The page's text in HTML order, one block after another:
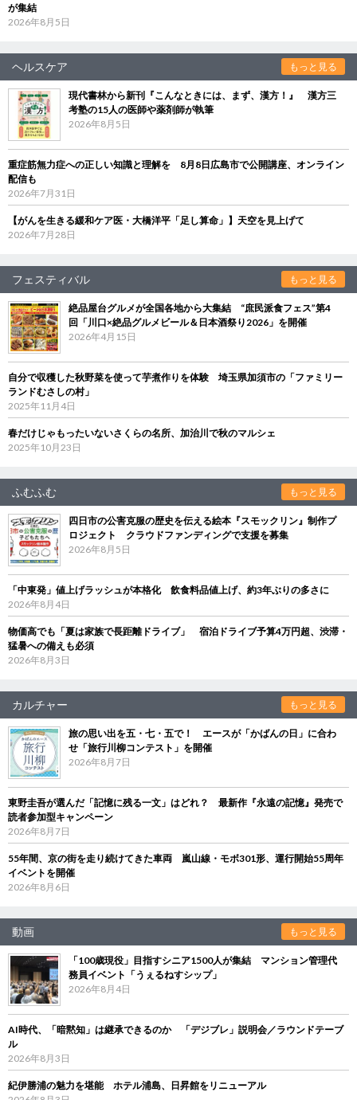
が集結
2026年8月5日
ヘルスケア もっと見る
現代書林から新刊『こんなときには、まず、漢方！』 漢方三
考塾の15人の医師や薬剤師が執筆
2026年8月5日
重症筋無力症への正しい知識と理解を 8月8日広島市で公開講座、オンライン
配信も
2026年7月31日
【がんを生きる緩和ケア医・大橋洋平「足し算命」】天空を見上げて
2026年7月28日
フェスティバル もっと見る
絶品屋台グルメが全国各地から大集結 “庶民派食フェス”第4
回「川口×絶品グルメビール＆日本酒祭り2026」を開催
2026年4月15日
自分で収穫した秋野菜を使って芋煮作りを体験 埼玉県加須市の「ファミリー
ランドむさしの村」
2025年11月4日
春だけじゃもったいないさくらの名所、加治川で秋のマルシェ
2025年10月23日
ふむふむ もっと見る
四日市の公害克服の歴史を伝える絵本『スモックリン』制作プ
ロジェクト クラウドファンディングで支援を募集
2026年8月5日
「中東発」値上げラッシュが本格化 飲食料品値上げ、約3年ぶりの多さに
2026年8月4日
物価高でも「夏は家族で長距離ドライブ」 宿泊ドライブ予算4万円超、渋滞・
猛暑への備えも必須
2026年8月3日
カルチャー もっと見る
旅の思い出を五・七・五で！ エースが「かばんの日」に合わ
せ「旅行川柳コンテスト」を開催
2026年8月7日
東野圭吾が選んだ「記憶に残る一文」はどれ？ 最新作『永遠の記憶』発売で
読者参加型キャンペーン
2026年8月7日
55年間、京の街を走り続けてきた車両 嵐山線・モボ301形、運行開始55周年
イベントを開催
2026年8月6日
動画 もっと見る
「100歳現役」目指すシニア1500人が集結 マンション管理代
務員イベント「うぇるねすシップ」
2026年8月4日
AI時代、「暗黙知」は継承できるのか 「デジブレ」説明会／ラウンドテーブ
ル
2026年8月3日
紀伊勝浦の魅力を堪能 ホテル浦島、日昇館をリニューアル